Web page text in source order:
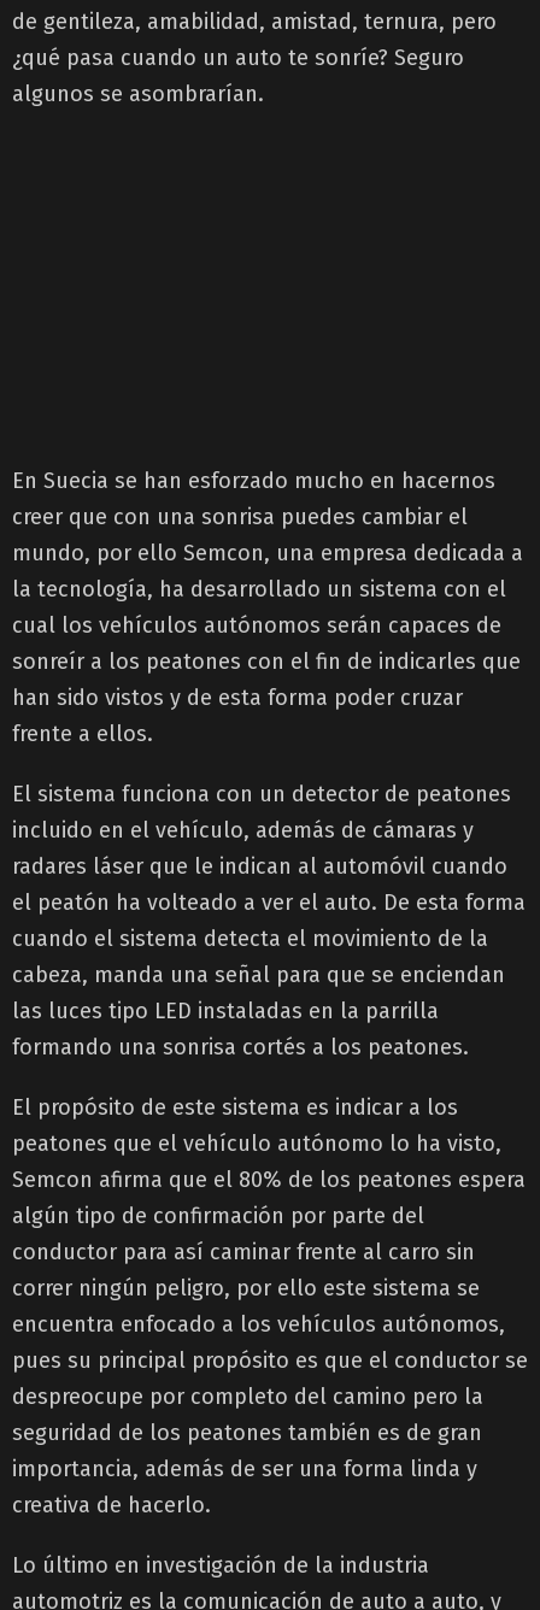
de gentileza, amabilidad, amistad, ternura, pero
¿qué pasa cuando un auto te sonríe? Seguro
algunos se asombrarían.
En Suecia se han esforzado mucho en hacernos
creer que con una sonrisa puedes cambiar el
mundo, por ello Semcon, una empresa dedicada a
la tecnología, ha desarrollado un sistema con el
cual los vehículos autónomos serán capaces de
sonreír a los peatones con el fin de indicarles que
han sido vistos y de esta forma poder cruzar
frente a ellos.
El sistema funciona con un detector de peatones
incluido en el vehículo, además de cámaras y
radares láser que le indican al automóvil cuando
el peatón ha volteado a ver el auto. De esta forma
cuando el sistema detecta el movimiento de la
cabeza, manda una señal para que se enciendan
las luces tipo LED instaladas en la parrilla
formando una sonrisa cortés a los peatones.
El propósito de este sistema es indicar a los
peatones que el vehículo autónomo lo ha visto,
Semcon afirma que el 80% de los peatones espera
algún tipo de confirmación por parte del
conductor para así caminar frente al carro sin
correr ningún peligro, por ello este sistema se
encuentra enfocado a los vehículos autónomos,
pues su principal propósito es que el conductor se
despreocupe por completo del camino pero la
seguridad de los peatones también es de gran
importancia, además de ser una forma linda y
creativa de hacerlo.
Lo último en investigación de la industria
automotriz es la comunicación de auto a auto, y